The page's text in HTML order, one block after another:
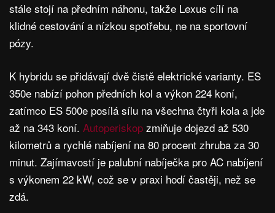
stále stojí na předním náhonu, takže Lexus cílí na
klidné cestování a nízkou spotřebu, ne na sportovní
pózy.
K hybridu se přidávají dvě čistě elektrické varianty. ES
350e nabízí pohon předních kol a výkon 224 koní,
zatímco ES 500e posílá sílu na všechna čtyři kola a jde
až na 343 koní. Autoperiskop zmiňuje dojezd až 530
kilometrů a rychlé nabíjení na 80 procent zhruba za 30
minut. Zajímavostí je palubní nabíječka pro AC nabíjení
s výkonem 22 kW, což se v praxi hodí častěji, než se
zdá.